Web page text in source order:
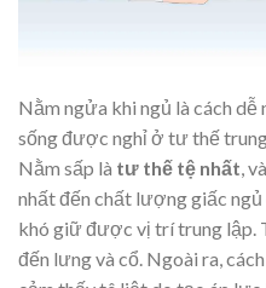
Nằm ngửa khi ngủ là cách dễ
sống được nghỉ ở tư thế
Nằm sấp là tư thế tệ nhất,
nhất đến chất lượng giấc
khó giữ được vị trí trung lập.
đến lưng và cổ. Ngoài ra,